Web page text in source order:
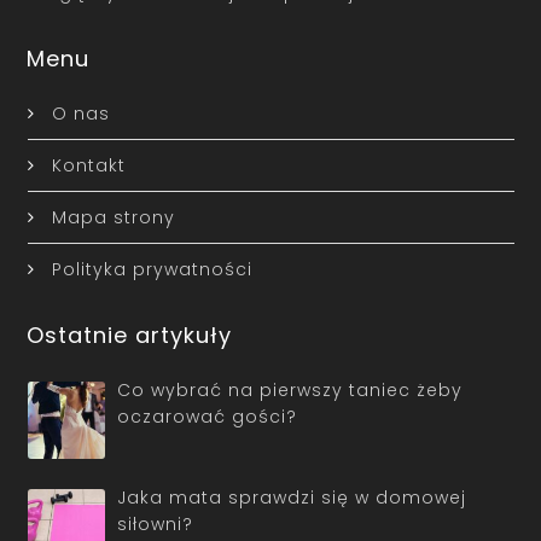
Menu
O nas
Kontakt
Mapa strony
Polityka prywatności
Ostatnie artykuły
Co wybrać na pierwszy taniec żeby
oczarować gości?
Jaka mata sprawdzi się w domowej
siłowni?